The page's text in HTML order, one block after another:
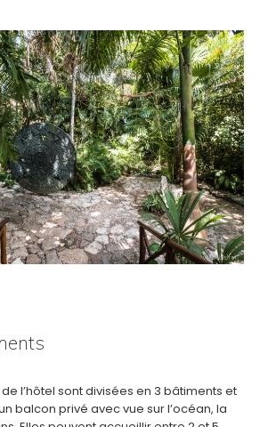
l’hôtel sont divisées en 3 bâtiments et
balcon privé avec vue sur l’océan, la